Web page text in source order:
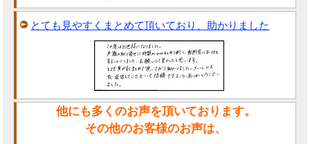
とても見やすくまとめて頂いており、助かりました
他にも多くのお声を頂いております。
その他のお客様のお声は、